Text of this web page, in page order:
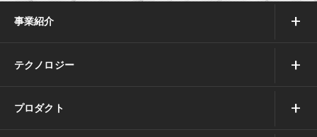
事業紹介
テクノロジー
プロダクト